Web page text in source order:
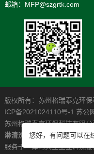
邮箱：MFP@szgrtk.com
版权所有：苏州格瑞泰克环保
ICP备2021024110号-1 苏公
苏州格瑞泰克环保科技有限
淋清洗机，是一家专业从事
服务于一体的大型工业清洗
您好，有问题可以在